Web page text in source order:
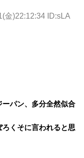
金)22:12:34 ID:sLA
パン、多分全然似合
くそに言われると思